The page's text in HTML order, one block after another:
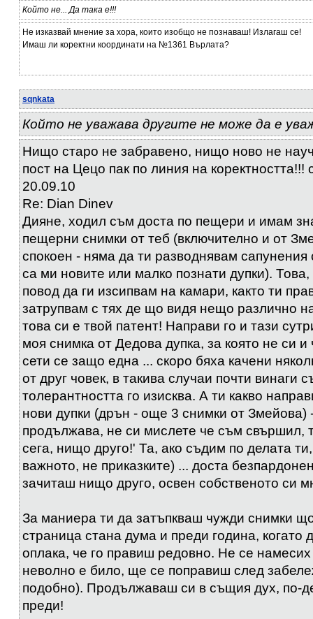
Който не... Да така е!!!
Не изказвай мнение за хора, които изобщо не познаваш! Излагаш се!
Имаш ли коректни координати на №1361 Върлата?
sqnkata
Който не уважава другите не може да е
Нищо старо не забравено, нищо ново не
пост на Цецо пак по линия на
20.09.10
Re: Dian Dinev
Дияне, ходил съм доста по пещери и имам
пещерни снимки от теб (включително и от
спокоен - няма да ти разводнявам сапунения
са ми новите или малко познати дупки).
повод да ги изсипвам на камари, както ти
затрупвам с тях де що видя нещо различно
това си е твой патент! Направи го и тази
моя снимка от Дедова дупка, за която не си
сети се защо една ... скоро бяха качени
от друг човек, в такива случаи почти винаги
толерантността го изисква. А ти какво
нови дупки (дрън - още 3 снимки от Змейова)
продължава, не си мислете че съм свършил,
сега, нищо друго!' Та, ако съдим по делата
важното, не приказките) ... доста
зачиташ нищо друго, освен собственото си
За маниера ти да затъпкваш чужди снимки
страница стана дума и преди година, когато
оплака, че го правиш редовно. Не се
неволно е било, ще се поправиш след
подобно). Продължаваш си в същия дух, по-
преди!